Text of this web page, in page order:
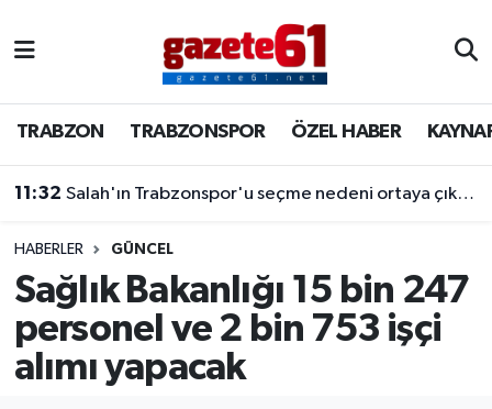
TRABZON TRABZONSPOR ÖZEL HABER
11:32 Salah'ın Trabzonspor'u seçme nedeni ortaya çıktı! Dev teklifleri geri çevirdi
HABERLER GÜNCEL
Sağlık Bakanlığı 15 bin 247
personel ve 2 bin 753 işçi
alımı yapacak
TRABZONSPOR
ÖZEL HABER
KAYNAR KAZAN
SİYASET
GÜNDEM
Trabzon Nöbetçi Eczaneler
Trabzon Hava Durumu
Trabzon Namaz Vakitleri
Trabzon Trafik Yoğunluk Haritası
Süper Lig Puan Durumu ve Fikstür
Tüm Manşetler